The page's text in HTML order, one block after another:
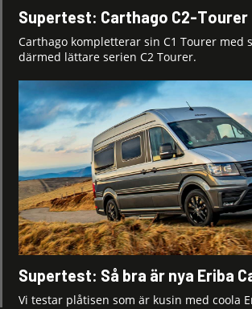
Supertest: Carthago C2-Tourer
Carthago kompletterar sin C1 Tourer med
därmed lättare serien C2 Tourer.
Supertest: Så bra är nya Eriba
Vi testar plåtisen som är kusin med coola